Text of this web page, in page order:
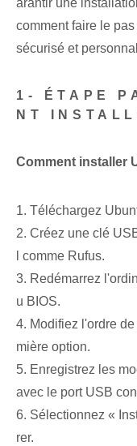
arantir une
comment faire le pas
sécurisé et
1- ÉTAPE
NT
Comment installer
1. Téléchargez
2. Créez une clé
l comme Rufus.
3. Redémarrez
u BIOS.
4. Modifiez l'ordre
mière option.
5. Enregistrez les
avec le port USB
6. Sélectionnez «
rer.